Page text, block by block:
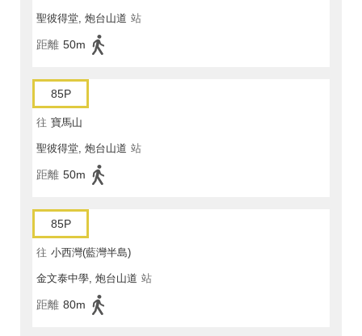
聖彼得堂, 炮台山道 站
距離 50m
85P
往 寶馬山
聖彼得堂, 炮台山道 站
距離 50m
85P
往 小西灣(藍灣半島)
金文泰中學, 炮台山道 站
距離 80m